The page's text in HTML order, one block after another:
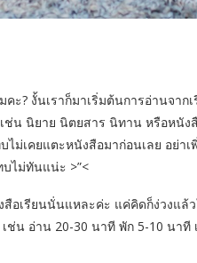
ะ? งั้นเราก็มาเริ่มต้นการอ่านจาก
ช่น นิยาย นิตยสาร นิทาน หรือหนั
ม่เคยแตะหนังสือมาก่อนเลย อย่าเ
ไม่ทันแน่ะ >”<
อเรียนนั่นแหละค่ะ แค่คิดก็ง่วงแล้
น อ่าน 20-30 นาที พัก 5-10 นาที